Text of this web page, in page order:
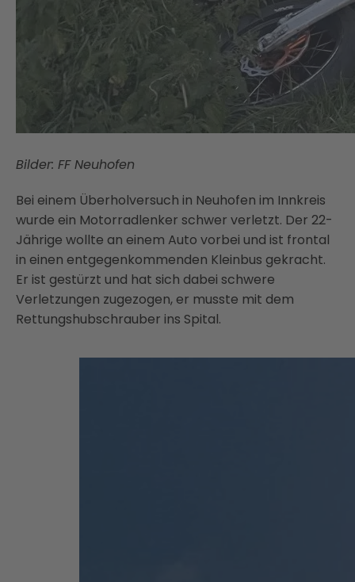
Bilder: FF Neuhofen
Bei einem Überholversuch in Neuhofen im Innkreis
wurde ein Motorradlenker schwer verletzt. Der 22-
Jährige wollte an einem Auto vorbei und ist frontal
in einen entgegenkommenden Kleinbus gekracht.
Er ist gestürzt und hat sich dabei schwere
Verletzungen zugezogen, er musste mit dem
Rettungshubschrauber ins Spital.